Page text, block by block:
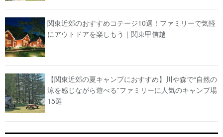
関東近郊のおすすめコテージ10選！ファミリーで気軽
にアウトドアを楽しもう｜関東甲信越
【関東近郊の夏キャンプにおすすめ】川や森で“自然の
涼を感じながら遊べる”ファミリーに人気のキャンプ場
15選